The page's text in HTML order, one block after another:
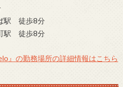
駅 徒歩8分
駅 徒歩8分
』の勤務場所の詳細情報はこちら